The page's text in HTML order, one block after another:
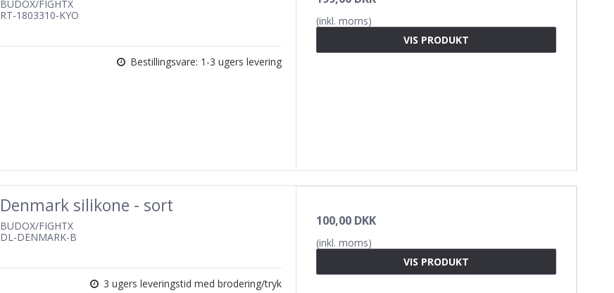
BUDOX/FIGHTX
RT-1803310-KYO
Bestillingsvare: 1-3 ugers levering
(inkl. moms)
VIS PRODUKT
Denmark silikone - sort
BUDOX/FIGHTX
DL-DENMARK-B
3 ugers leveringstid med brodering/tryk
100,00 DKK
(inkl. moms)
VIS PRODUKT